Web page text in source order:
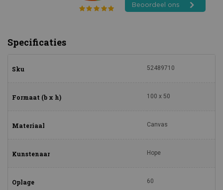
Specificaties
Sku 52489710
Formaat (b x h) 100 x 50
Materiaal Canvas
Kunstenaar Hope
Oplage 60